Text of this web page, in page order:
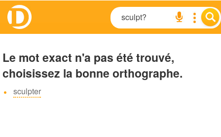
Le mot exact n'a pas été trouvé,
choisissez la bonne orthographe.
sculpter